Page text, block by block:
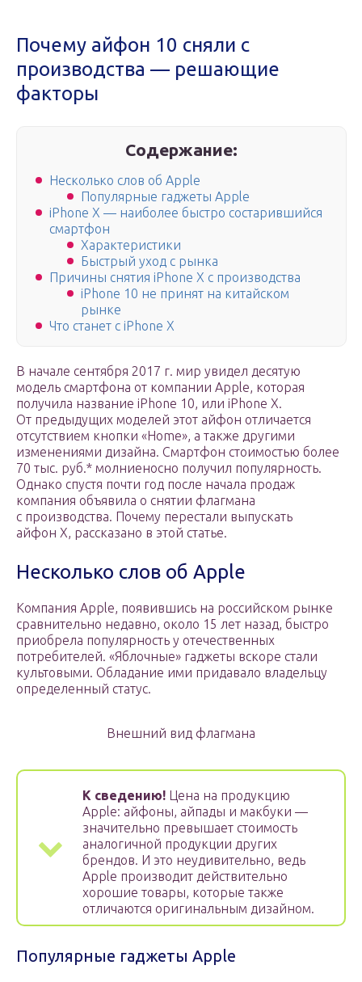
Почему айфон 10 сняли с
производства — решающие
факторы
Содержание:
Несколько слов об Apple
Популярные гаджеты Apple
iPhone X — наиболее быстро состарившийся
смартфон
Характеристики
Быстрый уход с рынка
Причины снятия iPhone X с производства
iPhone 10 не принят на китайском
рынке
Что станет с iPhone X
В начале сентября 2017 г. мир увидел десятую
модель смартфона от компании Apple, которая
получила название iPhone 10, или iPhone X.
От предыдущих моделей этот айфон отличается
отсутствием кнопки «Home», а также другими
изменениями дизайна. Смартфон стоимостью более
70 тыс. руб.* молниеносно получил популярность.
Однако спустя почти год после начала продаж
компания объявила о снятии флагмана
с производства. Почему перестали выпускать
айфон X, рассказано в этой статье.
Несколько слов об Apple
Компания Apple, появившись на российском рынке
сравнительно недавно, около 15 лет назад, быстро
приобрела популярность у отечественных
потребителей. «Яблочные» гаджеты вскоре стали
культовыми. Обладание ими придавало владельцу
определенный статус.
Внешний вид флагмана
К сведению! Цена на продукцию
Apple: айфоны, айпады и макбуки —
значительно превышает стоимость
аналогичной продукции других
брендов. И это неудивительно, ведь
Apple производит действительно
хорошие товары, которые также
отличаются оригинальным дизайном.
Популярные гаджеты Apple